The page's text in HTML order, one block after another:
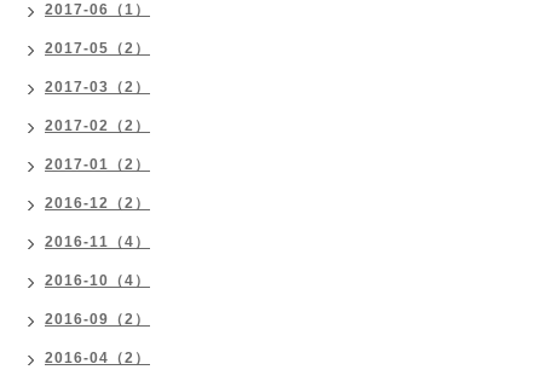
2017-06（1）
2017-05（2）
2017-03（2）
2017-02（2）
2017-01（2）
2016-12（2）
2016-11（4）
2016-10（4）
2016-09（2）
2016-04（2）